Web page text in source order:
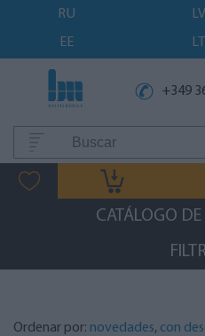
RU LV
EE
LT
+349
CATÁLOGO
Ordenar por: novedades, con